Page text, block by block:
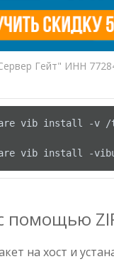
Гейт" ИНН
vib install -
помощью
на хост и